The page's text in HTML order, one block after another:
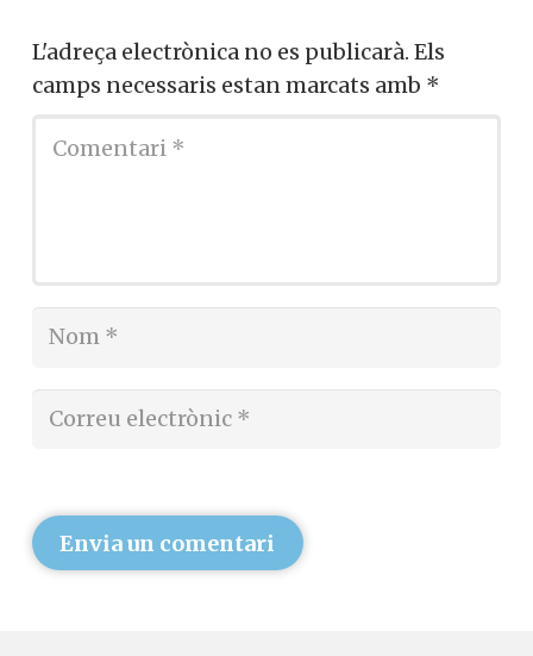
L'adreça electrònica no es publicarà. Els
camps necessaris estan marcats amb *
Envia un comentari